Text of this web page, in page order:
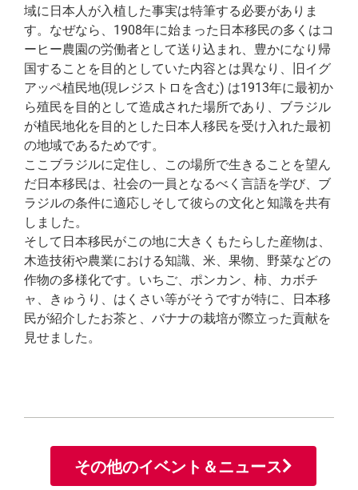
域に日本人が入植した事実は特筆する必要がありま
す。なぜなら、1908年に始まった日本移民の多くはコ
ーヒー農園の労働者として送り込まれ、豊かになり帰
国することを目的としていた内容とは異なり、旧イグ
アッペ植民地(現レジストロを含む) は1913年に最初か
ら殖民を目的として造成された場所であり、ブラジル
が植民地化を目的とした日本人移民を受け入れた最初
の地域であるためです。
ここブラジルに定住し、この場所で生きることを望ん
だ日本移民は、社会の一員となるべく言語を学び、ブ
ラジルの条件に適応しそして彼らの文化と知識を共有
しました。
そして日本移民がこの地に大きくもたらした産物は、
木造技術や農業における知識、米、果物、野菜などの
作物の多様化です。いちご、ポンカン、柿、カボチ
ャ、きゅうり、はくさい等がそうですが特に、日本移
民が紹介したお茶と、バナナの栽培が際立った貢献を
見せました。
その他のイベント＆ニュース